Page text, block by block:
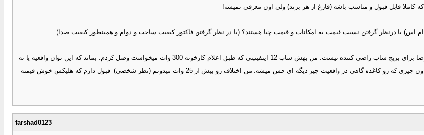
پن با g four کار کردم. این آمپ رو بسیار با کیفیت میدونم ولی اصلا توان اون مخصوصا برای بریج ساب راضی کننده نیست. من بهش ساب 12 اینفینیتی که طبق اعلام کارخونه 300 وات میخواست وصل کردم. بماند که این توان واقعیه یا نه
ولی حجم بیس هلیکس به نظرم جالب نبودِ در عوض دقت عالی داشت. به نظر من اون چیزی که رو کاغذه گاهی در واقعیت چیز دیگه ای حس میشه. من اختلاف رو بیش از 25 وات میدونم (نظر شخصی). قبول دارم که هلیکس خوش قیمته
farshad0123